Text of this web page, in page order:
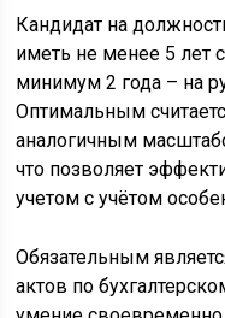
Кандидат на
иметь не менее 5 лет
минимум 2 года – на
Оптимальным
аналогичным
что позволяет
учетом с учётом
Обязательным
актов по